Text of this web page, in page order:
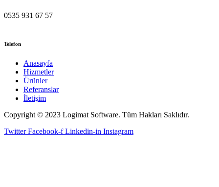
0535 931 67 57
Telefon
Anasayfa
Hizmetler
Ürünler
Referanslar
İletişim
Copyright © 2023 Logimat Software. Tüm Hakları Saklıdır.
Twitter Facebook-f Linkedin-in Instagram